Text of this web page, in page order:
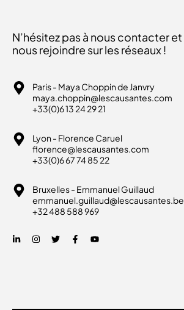
N’hésitez pas à nous contacter et
nous rejoindre sur les réseaux !
Paris - Maya Choppin de Janvry
maya.choppin@lescausantes.com
+33(0)6 13 24 29 21
Lyon - Florence Caruel
florence@lescausantes.com
+33(0)6 67 74 85 22
Bruxelles - Emmanuel Guillaud
emmanuel.guillaud@lescausantes.be
+32 488 588 969